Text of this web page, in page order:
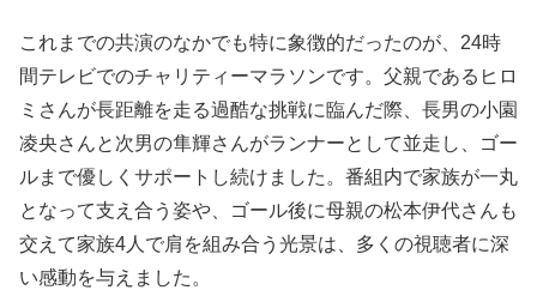
これまでの共演のなかでも特に象徴的だったのが、24時
間テレビでのチャリティーマラソンです。父親であるヒロ
ミさんが長距離を走る過酷な挑戦に臨んだ際、長男の小園
凌央さんと次男の隼輝さんがランナーとして並走し、ゴー
ルまで優しくサポートし続けました。番組内で家族が一丸
となって支え合う姿や、ゴール後に母親の松本伊代さんも
交えて家族4人で肩を組み合う光景は、多くの視聴者に深
い感動を与えました。